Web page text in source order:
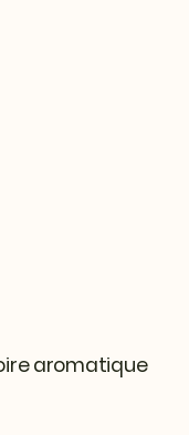
aromatique